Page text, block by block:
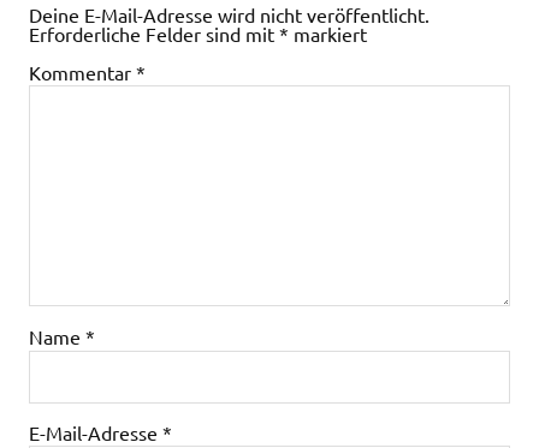
Deine E-Mail-Adresse wird nicht veröffentlicht.
Erforderliche Felder sind mit * markiert
Kommentar *
Name *
E-Mail-Adresse *